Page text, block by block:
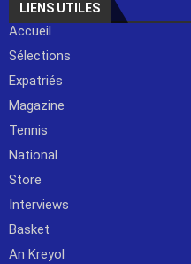
LIENS UTILES
Accueil
Sélections
Expatriés
Magazine
Tennis
National
Store
Interviews
Basket
An Kreyol